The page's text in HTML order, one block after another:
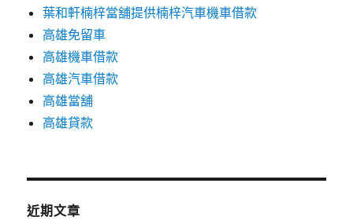
葉和軒楠梓當舖提供楠梓汽車機車借款
高雄免留車
高雄機車借款
高雄汽車借款
高雄當舖
高雄貸款
近期文章